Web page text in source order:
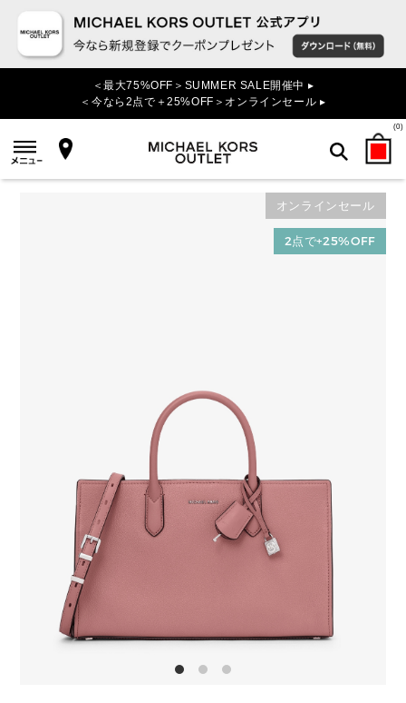
＜最大75%OFF＞SUMMER SALE開催中 ▸
＜今なら2点で＋25%OFF＞オンラインセール ▸
(0)
検索
オンラインセール
2点で+25%OFF